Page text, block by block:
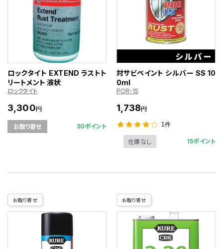
ロックタイト EXTEND ラストト
リートメント 液状
ロックタイト
3,300円
お取り寄せ 30ポイント
対サビペイント シルバー SS 10
0ml
POR-15
1,738円
1件
在庫なし 15ポイント
お取り寄せ お取り寄せ